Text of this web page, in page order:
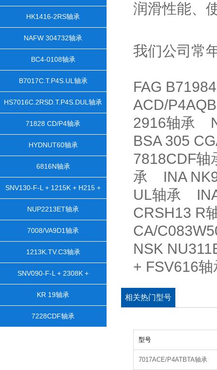
HK1416-2RS轴承
NAFW 304732轴承
BC4-0108轴承
B7017C.T.P4S.UL轴承
HS7016C.2RSD.T.P4S.DUL轴承
71828 CD/P4轴承
HYDNUT60轴承
6816N轴承
SNV130-F-L + 1215K + H215 +
DH515轴承
NUP2213ET轴承
7008/VA9D1轴承
1213K.TV.C3轴承
SNV090-F-L + 2308K +
H2308X105 + TSV608X105轴承
KR 19轴承
7228CDF轴承
润滑性能、
我们公司常
FAG
ACD/
2916轴承
BSA 305
7818CDF
承 INA
UL轴承
CRSH13 R
CA/
NSK
+ FSV616
相关热门型号
型号
7017ACE/P4ATBTA轴承